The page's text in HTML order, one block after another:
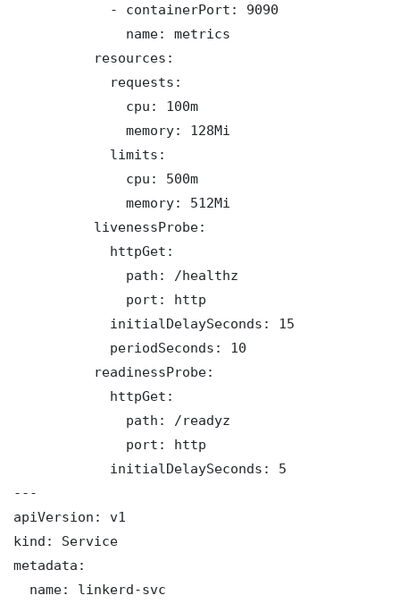
            - containerPort: 9090
              name: metrics
          resources:
            requests:
              cpu: 100m
              memory: 128Mi
            limits:
              cpu: 500m
              memory: 512Mi
          livenessProbe:
            httpGet:
              path: /healthz
              port: http
            initialDelaySeconds: 15
            periodSeconds: 10
          readinessProbe:
            httpGet:
              path: /readyz
              port: http
            initialDelaySeconds: 5
---
apiVersion: v1
kind: Service
metadata:
  name: linkerd-svc